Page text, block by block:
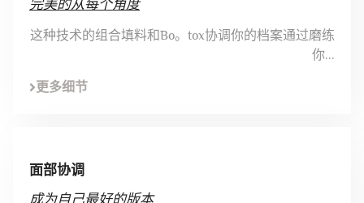
完美的从每个角度
这种技术的组合填料和Bo。tox协调你的档案通过磨练
你...
更多细节
面部协调
成为自己最好的版本